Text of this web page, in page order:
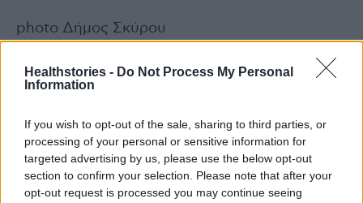
Healthstories - Do Not Process My Personal
Information
If you wish to opt-out of the sale, sharing to third parties, or
processing of your personal or sensitive information for
targeted advertising by us, please use the below opt-out
section to confirm your selection. Please note that after your
opt-out request is processed you may continue seeing
photo Δήμος Σκύρου
Διαβάστε επίσης
απελπίζονται οι ασθενείς
15 πολιτείες προσφεύγουν εναντίον της
κυβέρνησης Τραμπ αντιδρώντας στη μείωση